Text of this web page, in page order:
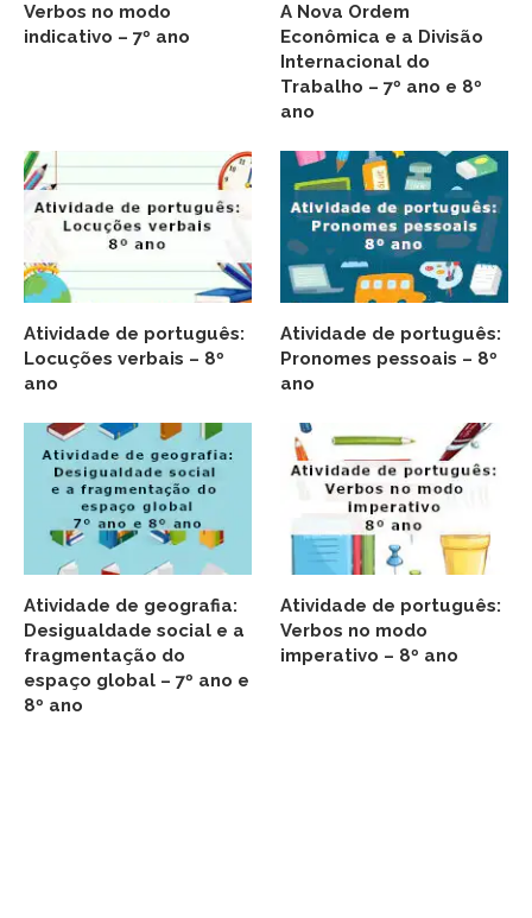
Verbos no modo
indicativo – 7º ano
A Nova Ordem
Econômica e a Divisão
Internacional do
Trabalho – 7º ano e 8º
ano
Atividade de português:
Locuções verbais – 8º
ano
Atividade de português:
Pronomes pessoais – 8º
ano
Atividade de geografia:
Desigualdade social e a
fragmentação do
espaço global – 7º ano e
8º ano
Atividade de português:
Verbos no modo
imperativo – 8º ano